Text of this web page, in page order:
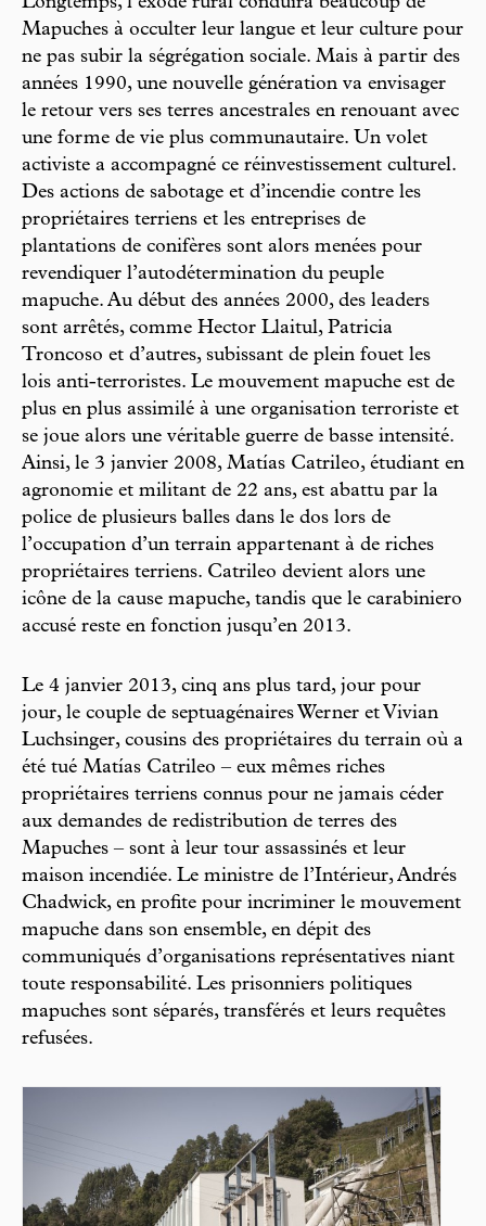
Mapuches à occulter leur langue et leur culture pour
ne pas subir la ségrégation sociale. Mais à partir des
années 1990, une nouvelle génération va envisager
le retour vers ses terres ancestrales en renouant avec
une forme de vie plus communautaire. Un volet
activiste a accompagné ce réinvestissement culturel.
Des actions de sabotage et d’incendie contre les
propriétaires terriens et les entreprises de
plantations de conifères sont alors menées pour
revendiquer l’autodétermination du peuple
mapuche. Au début des années 2000, des leaders
sont arrêtés, comme Hector Llaitul, Patricia
Troncoso et d’autres, subissant de plein fouet les
lois anti-terroristes. Le mouvement mapuche est de
plus en plus assimilé à une organisation terroriste et
se joue alors une véritable guerre de basse intensité.
Ainsi, le 3 janvier 2008, Matías Catrileo, étudiant en
agronomie et militant de 22 ans, est abattu par la
police de plusieurs balles dans le dos lors de
l’occupation d’un terrain appartenant à de riches
propriétaires terriens. Catrileo devient alors une
icône de la cause mapuche, tandis que le carabiniero
accusé reste en fonction jusqu’en 2013.
Le 4 janvier 2013, cinq ans plus tard, jour pour
jour, le couple de septuagénaires Werner et Vivian
Luchsinger, cousins des propriétaires du terrain où a
été tué Matías Catrileo – eux mêmes riches
propriétaires terriens connus pour ne jamais céder
aux demandes de redistribution de terres des
Mapuches – sont à leur tour assassinés et leur
maison incendiée. Le ministre de l’Intérieur, Andrés
Chadwick, en profite pour incriminer le mouvement
mapuche dans son ensemble, en dépit des
communiqués d’organisations représentatives niant
toute responsabilité. Les prisonniers politiques
mapuches sont séparés, transférés et leurs requêtes
refusées.